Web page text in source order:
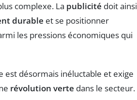
complexe. La publicité doit ainsi
durable et se positionner
les pressions économiques qui
est désormais inéluctable et exige
révolution verte dans le secteur.